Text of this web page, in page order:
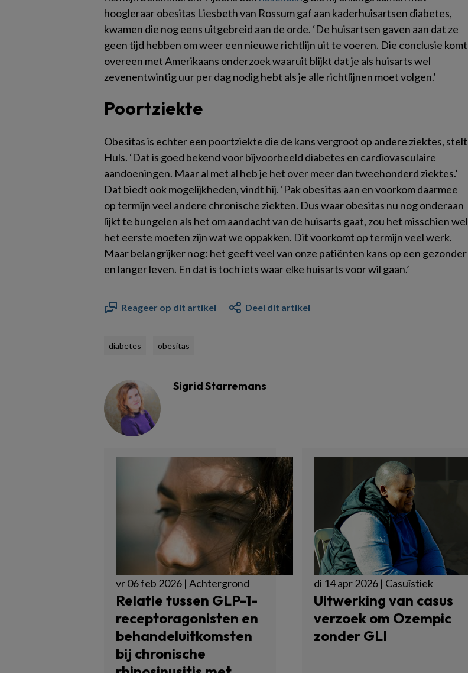
hoogleraar obesitas Liesbeth van Rossum gaf aan kaderhuisartsen diabetes,
kwamen die nog eens uitgebreid aan de orde. ‘De huisartsen gaven aan dat ze
geen tijd hebben om weer een nieuwe richtlijn uit te voeren. Die conclusie komt
overeen met Amerikaans onderzoek waaruit blijkt dat je als huisarts wel
zevenentwintig uur per dag nodig hebt als je alle richtlijnen moet volgen.’
Poortziekte
Obesitas is echter een poortziekte die de kans vergroot op andere ziektes, stelt
Huls. ‘Dat is goed bekend voor bijvoorbeeld diabetes en cardiovasculaire
aandoeningen. Maar al met al heb je het over meer dan tweehonderd ziektes.’
Dat biedt ook mogelijkheden, vindt hij. ‘Pak obesitas aan en voorkom daarmee
op termijn veel andere chronische ziekten. Dus waar obesitas nu nog onderaan
lijkt te bungelen als het om aandacht van de huisarts gaat, zou het misschien wel
het eerste moeten zijn wat we oppakken. Dit voorkomt op termijn veel werk.
Maar belangrijker nog: het geeft veel van onze patiënten kans op een gezonder
en langer leven. En dat is toch iets waar elke huisarts voor wil gaan.’
Reageer op dit artikel Deel dit artikel
diabetes obesitas
Sigrid Starremans
vr 06 feb 2026 | Achtergrond
Relatie tussen GLP-1-
receptoragonisten en
behandeluitkomsten
bij chronische
di 14 apr 2026 | Casuïstiek
Uitwerking van casus
verzoek om Ozempic
zonder GLI